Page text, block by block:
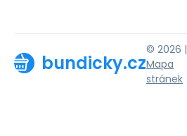
bundicky.cz
© 2026 |
Mapa
stránek